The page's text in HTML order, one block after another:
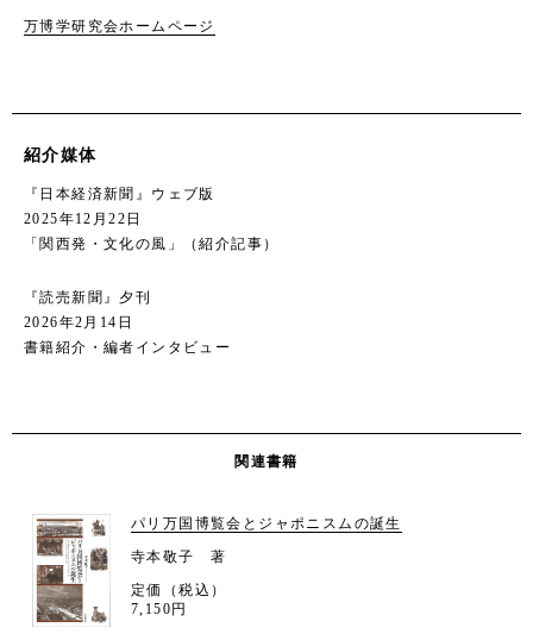
万博学研究会ホームページ
紹介媒体
『日本経済新聞』ウェブ版
2025年12月22日
「関西発・文化の風」（紹介記事）
『読売新聞』夕刊
2026年2月14日
書籍紹介・編者インタビュー
関連書籍
パリ万国博覧会とジャポニスムの誕生
寺本敬子 著
定価（税込）
7,150円